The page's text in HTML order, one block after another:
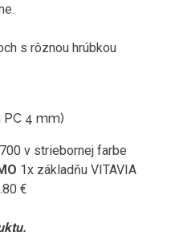
s rôznou hrúbkou
PC 4 mm)
v striebornej farbe
1x základňu VITAVIA
€